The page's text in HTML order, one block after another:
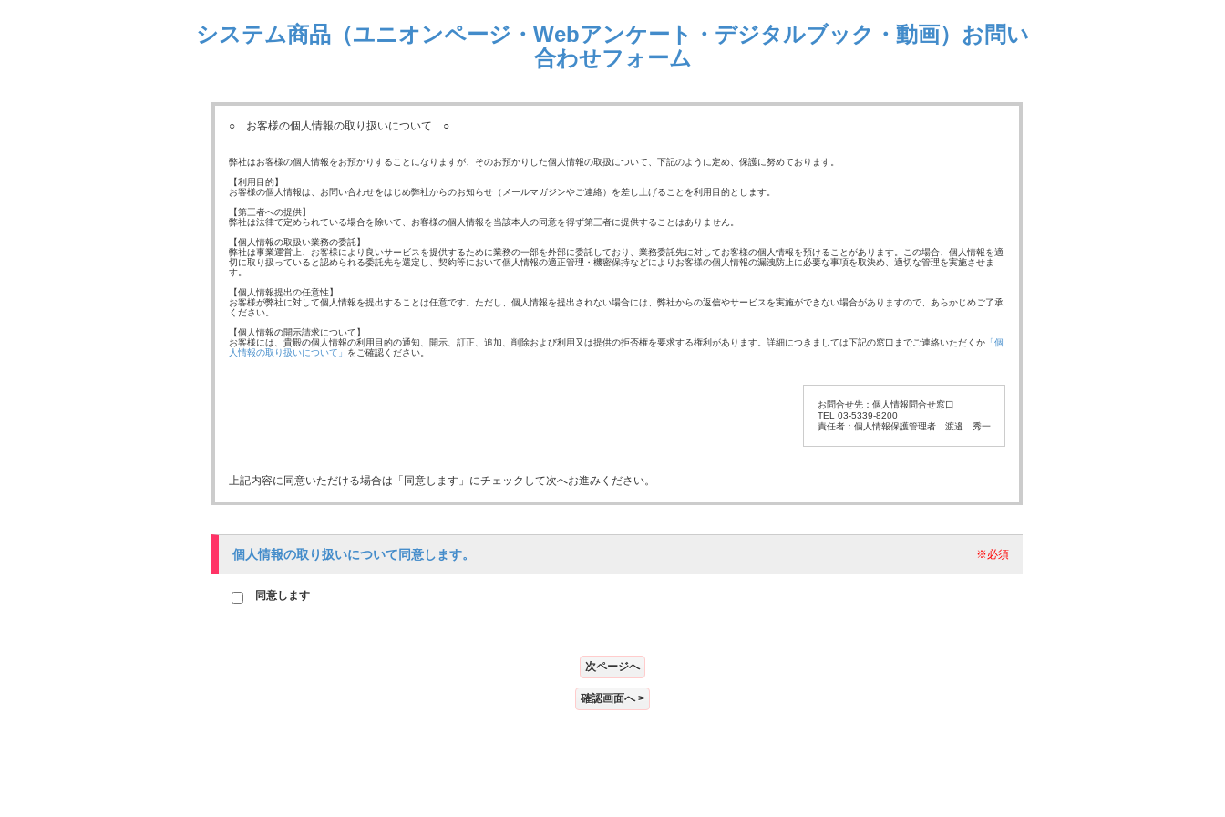
システム商品（ユニオンページ・Webアンケート・デジタルブック・動画）お問い
合わせフォーム
○ お客様の個人情報の取り扱いについて ○
弊社はお客様の個人情報をお預かりすることになりますが、そのお預かりした個人情報の取扱について、下記のように定め、保護に努めております。
【利用目的】
お客様の個人情報は、お問い合わせをはじめ弊社からのお知らせ（メールマガジンやご連絡）を差し上げることを利用目的とします。
【第三者への提供】
弊社は法律で定められている場合を除いて、お客様の個人情報を当該本人の同意を得ず第三者に提供することはありません。
【個人情報の取扱い業務の委託】
弊社は事業運営上、お客様により良いサービスを提供するために業務の一部を外部に委託しており、業務委託先に対してお客様の個人情報を預けることがあります。この場合、個人情報を適
切に取り扱っていると認められる委託先を選定し、契約等において個人情報の適正管理・機密保持などによりお客様の個人情報の漏洩防止に必要な事項を取決め、適切な管理を実施させま
す。
【個人情報提出の任意性】
お客様が弊社に対して個人情報を提出することは任意です。ただし、個人情報を提出されない場合には、弊社からの返信やサービスを実施ができない場合がありますので、あらかじめご了承
ください。
【個人情報の開示請求について】
お客様には、貴殿の個人情報の利用目的の通知、開示、訂正、追加、削除および利用又は提供の拒否権を要求する権利があります。詳細につきましては下記の窓口までご連絡いただくか 「個
人情報の取り扱いについて」 をご確認ください。
お問合せ先：個人情報問合せ窓口
TEL 03-5339-8200
責任者：個人情報保護管理者 渡邉 秀一
上記内容に同意いただける場合は「同意します」にチェックして次へお進みください。
個人情報の取り扱いについて同意します。 ※必須
同意します
次ページへ
確認画面へ >